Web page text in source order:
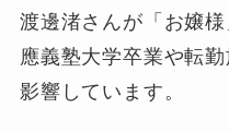
渡邊渚さんが「お嬢
應義塾大学卒業や転
影響しています。